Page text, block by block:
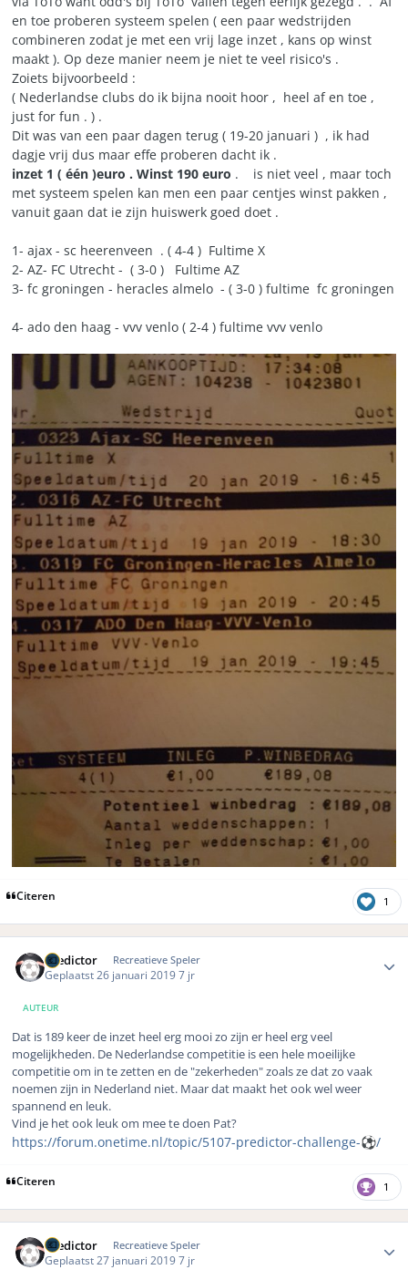
en toe proberen systeem spelen ( een paar wedstrijden
combineren zodat je met een vrij lage inzet , kans op winst
maakt ). Op deze manier neem je niet te veel risico's .
Zoiets bijvoorbeeld :
( Nederlandse clubs do ik bijna nooit hoor , heel af en toe ,
just for fun . ) .
Dit was van een paar dagen terug ( 19-20 januari ) , ik had
dagje vrij dus maar effe proberen dacht ik .
inzet 1 ( één )euro . Winst 190 euro . is niet veel , maar toch
met systeem spelen kan men een paar centjes winst pakken ,
vanuit gaan dat ie zijn huiswerk goed doet .
1- ajax - sc heerenveen . ( 4-4 ) Fultime X
2- AZ- FC Utrecht - ( 3-0 ) Fultime AZ
3- fc groningen - heracles almelo - ( 3-0 ) fultime fc groningen
4- ado den haag - vvv venlo ( 2-4 ) fultime vvv venlo
Citeren 1
Predictor Recreatieve Speler
Geplaatst 26 januari 20197 jr
AUTEUR
Dat is 189 keer de inzet heel erg mooi zo zijn er heel erg veel
mogelijkheden. De Nederlandse competitie is een hele moeilijke
competitie om in te zetten en de "zekerheden" zoals ze dat zo vaak
noemen zijn in Nederland niet. Maar dat maakt het ook wel weer
spannend en leuk.
Vind je het ook leuk om mee te doen Pat?
https://forum.onetime.nl/topic/5107-predictor-challenge-⚽️/
Citeren 1
Predictor Recreatieve Speler
Geplaatst 27 januari 20197 jr